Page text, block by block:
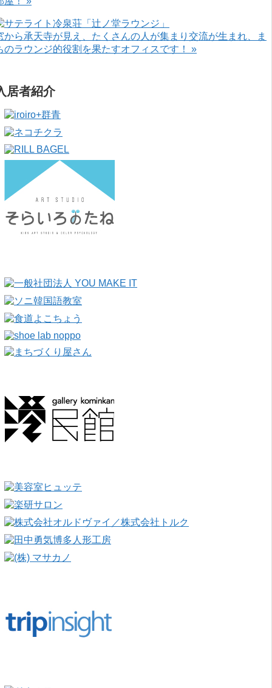
から承天寺が見え、たくさんの人が集まり交流が生まれ、ま
のラウンジ的役割を果たすオフィスです！ »
居者紹介